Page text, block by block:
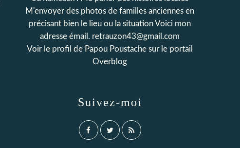
M'envoyer des photos de familles anciennes en
précisant bien le lieu ou la situation Voici mon
adresse émail. retrauzon43@gmail.com
Voir le profil de Papou Poustache sur le portail
Overblog
Suivez-moi